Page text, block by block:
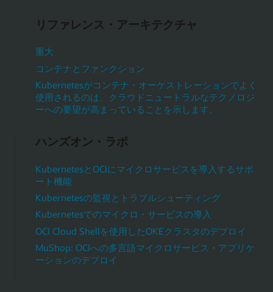
リファレンス・アーキテクチャ
重大
コンテナとファンクション
Kubernetesがコンテナ・オーケストレーションでよく
使用されるのは、クラウドニュートラルなテクノロジ
ーへの要望が高まっていることを示します。
ハンズオン・ラボ
KubernetesとOCIにマイクロサービスを導入するサポ
ート機能
Kubernetesの監視とトラブルシューティング
Kubernetesでのマイクロ・サービスの導入
OCI Cloud Shellを使用したOKEクラスタのデプロイ
MuShop: OCIへの多言語マイクロサービス・アプリケ
ーションのデプロイ